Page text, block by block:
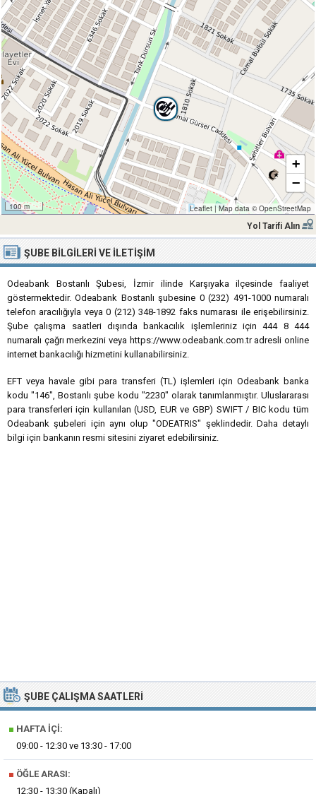
100 m
+
−
Leaflet |Map data ©OpenStreetMap
Yol Tarifi Alın
ŞUBE BILGILERI VE İLETIŞIM
Odeabank Bostanlı Şubesi, İzmir ilinde Karşıyaka ilçesinde faaliyet
göstermektedir. Odeabank Bostanlı şubesine 0 (232) 491-1000 numaralı
telefon aracılığıyla veya 0 (212) 348-1892 faks numarası ile erişebilirsiniz.
Şube çalışma saatleri dışında bankacılık işlemleriniz için 444 8 444
numaralı çağrı merkezini veya https://www.odeabank.com.tr adresli online
internet bankacılığı hizmetini kullanabilirsiniz.
EFT veya havale gibi para transferi (TL) işlemleri için Odeabank banka
kodu "146", Bostanlı şube kodu "2230" olarak tanımlanmıştır. Uluslararası
para transferleri için kullanılan (USD, EUR ve GBP) SWIFT / BIC kodu tüm
Odeabank şubeleri için aynı olup "ODEATRIS" şeklindedir. Daha detaylı
bilgi için bankanın resmi sitesini ziyaret edebilirsiniz.
ŞUBE ÇALIŞMA SAATLERI
■ HAFTA İÇI:
09:00 - 12:30 ve 13:30 - 17:00
■ ÖĞLE ARASI:
12:30 - 13:30 (Kapalı)